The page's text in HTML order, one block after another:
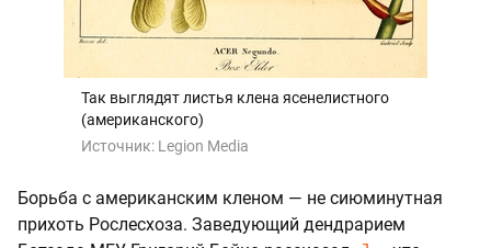
Так выглядят листья клена ясенелистного
(американского)
Источник: Legion Media
Борьба с американским кленом — не сиюминутная
прихоть Рослесхоза. Заведующий дендрарием